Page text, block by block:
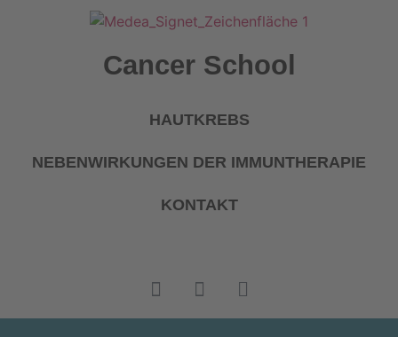
Cancer School
HAUTKREBS
NEBENWIRKUNGEN DER IMMUNTHERAPIE
KONTAKT